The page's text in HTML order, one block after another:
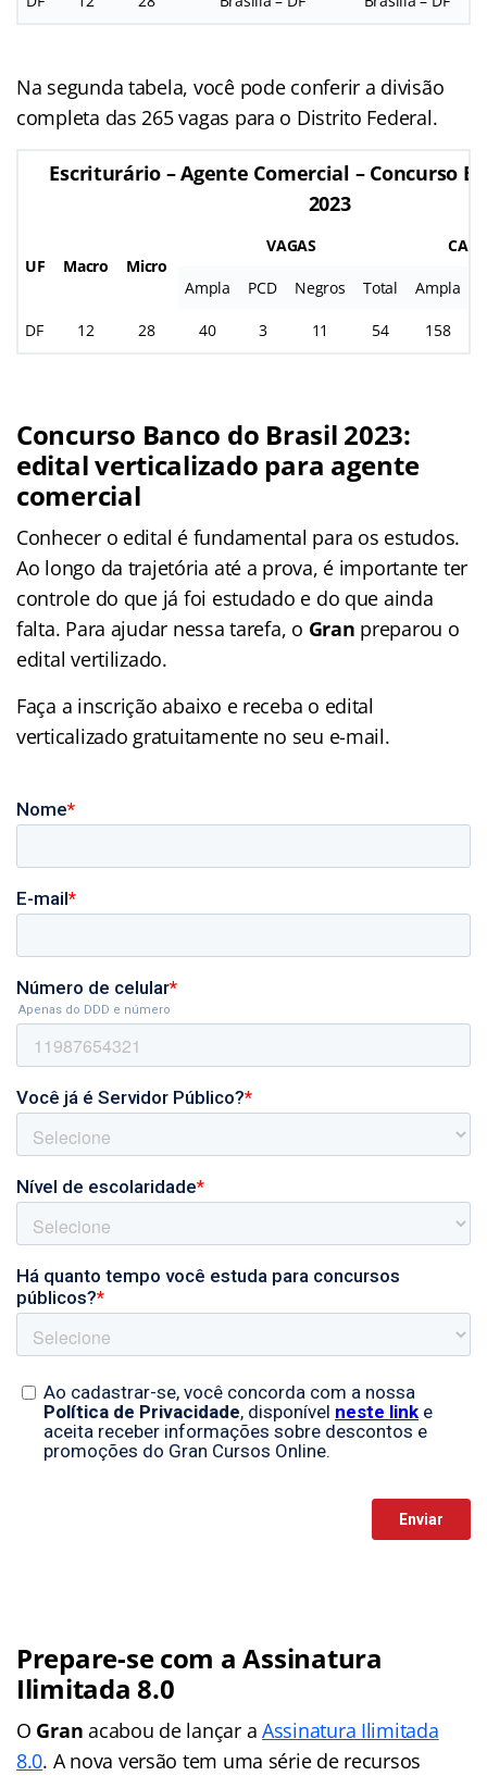
Na segunda tabela, você pode conferir a divisão
completa das 265 vagas para o Distrito Federal.
Escriturário – Agente Comercial – Concurso
2023
UF Macro Micro
VAGAS
Ampla PCD Negros Total Ampla
DF 12 28 40 3 11 54 158
Concurso Banco do Brasil 2023:
edital verticalizado para agente
comercial
Conhecer o edital é fundamental para os estudos.
Ao longo da trajetória até a prova, é importante ter
controle do que já foi estudado e do que ainda
falta. Para ajudar nessa tarefa, o Gran preparou o
edital vertilizado.
Faça a inscrição abaixo e receba o edital
verticalizado gratuitamente no seu e-mail.
Prepare-se com a Assinatura
Ilimitada 8.0
O Gran acabou de lançar a Assinatura Ilimitada
8.0. A nova versão tem uma série de recursos